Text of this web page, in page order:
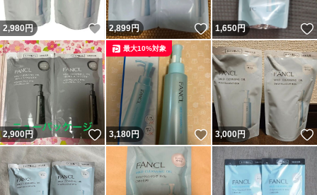
2,980円 いいね！
2,899円 いいね！
1,650円
2,900円 いいね！
3,180円 いいね！
最大10%対象
3,000円